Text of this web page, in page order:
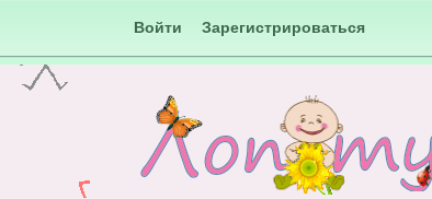
Войти Зарегистрироваться